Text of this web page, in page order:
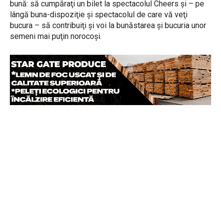
bună: să cumpăraţi un bilet la spectacolul Cheers şi – pe
lângă buna-dispoziţie şi spectacolul de care vă veţi
bucura – să contribuiţi şi voi la bunăstarea şi bucuria unor
semeni mai puţin norocoşi.